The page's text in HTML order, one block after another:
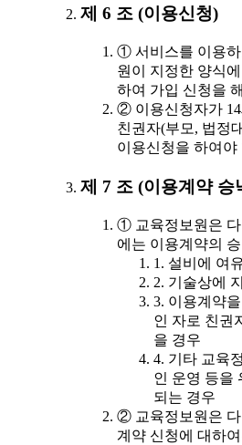
제 6 조 (이용신청)
① 서비스를 이용하
원이 지정한 양식
하여 가입 신청을
② 이용신청자가
친권자(부모, 법정
이용신청을 하여야
제 7 조 (이용계약 승
① 교육정보원은 다
에는 이용계약의
1. 설비에 여
2. 기술상에
3. 이용계약
인 자로 친권
을 경우
4. 기타 교육
인 운영 등을
되는 경우
② 교육정보원은 다
계약 신청에 대하